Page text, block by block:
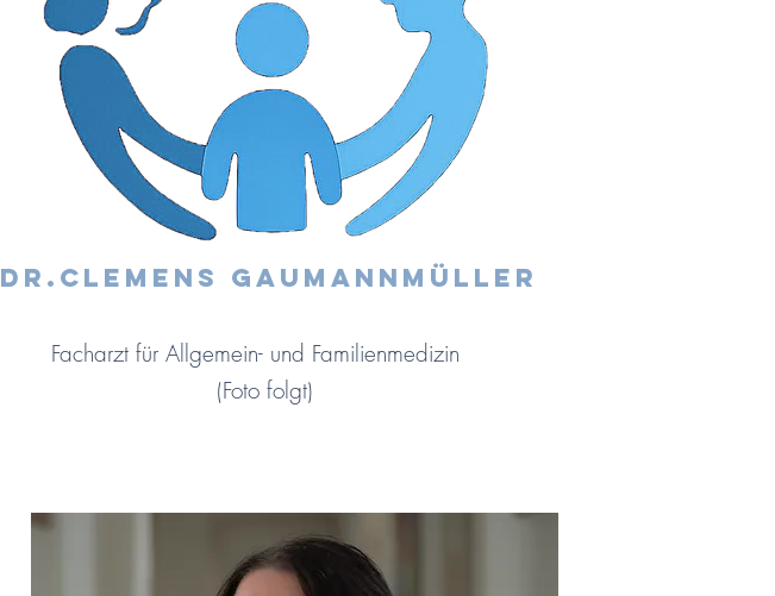
Dr.Clemens GaumannmülleR
Facharzt für Allgemein- und Familienmedizin
(Foto folgt)